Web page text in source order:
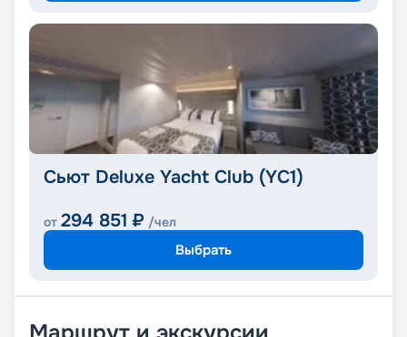
Сьют Deluxe Yacht Club (YC1)
от 294 851 ₽ /чел
Выбрать